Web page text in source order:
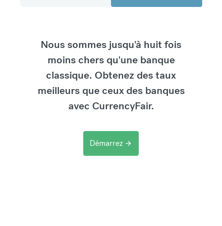
Nous sommes jusqu'à huit fois
moins chers qu'une banque
classique. Obtenez des taux
meilleurs que ceux des banques
avec CurrencyFair.
Démarrez arrow_forward